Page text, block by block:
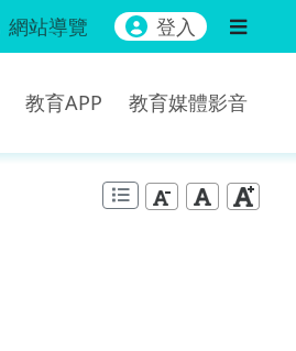
網站導覽 登入
教育APP 教育媒體影音